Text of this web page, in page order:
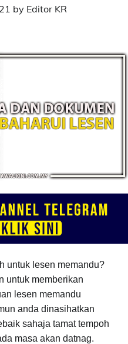
by Editor KR
untuk lesen memandu?
untuk memberikan
lesen memandu
anda dinasihatkan
sahaja tamat tempoh
masa akan datnag.